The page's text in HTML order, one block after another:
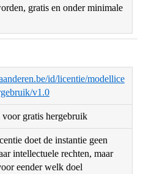
gratis en onder minimale
id/licentie/modellice
v1.0
gratis hergebruik
doet de instantie geen
intellectuele rechten, maar
eender welk doel